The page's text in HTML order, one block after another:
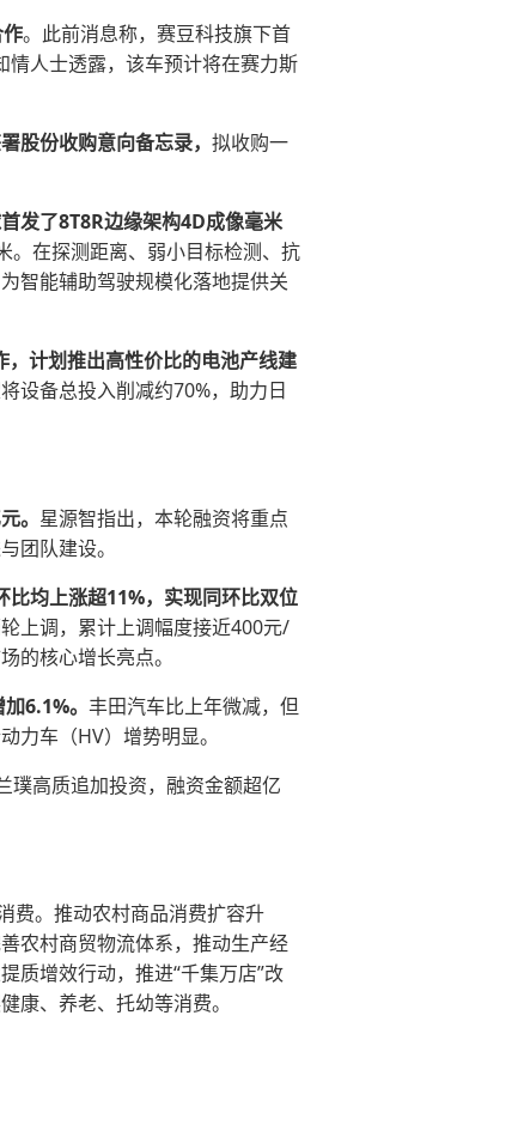
。此前消息称，赛豆科技旗下首
情人士透露，该车预计将在赛力斯
股份收购意向备忘录， 拟收购一
发了8T8R边缘架构4D成像毫米
。在探测距离、弱⼩⽬标检测、抗
智能辅助驾驶规模化落地提供关
计划推出高性价比的电池产线建
设备总投入削减约70%，助力日
。 星源智指出，本轮融资将重点
团队建设。
均上涨超11%，实现同环比双位
上调，累计上调幅度接近400元/
的核心增长亮点。
6.1%。 丰田汽车比上年微减，但
力车（HV）增势明显。
璞高质追加投资，融资金额超亿
费。推动农村商品消费扩容升
农村商贸物流体系，推动生产经
质增效行动，推进“千集万店”改
康、养老、托幼等消费。